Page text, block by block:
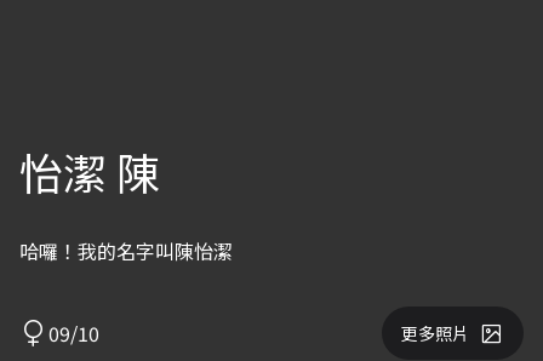
怡潔 陳
哈囉！我的名字叫陳怡潔
09/10 更多照片